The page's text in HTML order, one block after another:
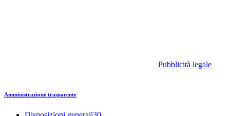
Pubblicità legale
Amministrazione trasparente